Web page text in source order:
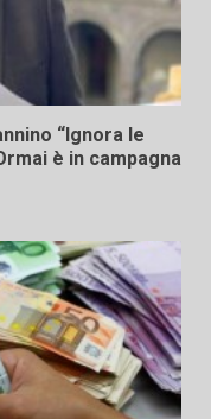
“Ignora le
è in campagna